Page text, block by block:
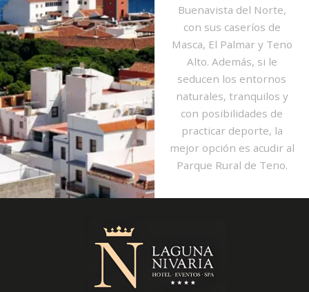
Buenavista del Norte,
con sus caseríos de
Masca, El Palmar y Teno
Alto. Además, si le
seducen los entornos
naturales, tranquilos y
con posibilidades de
practicar deporte, la
mejor opción es acudir al
Parque Rural de Teno.